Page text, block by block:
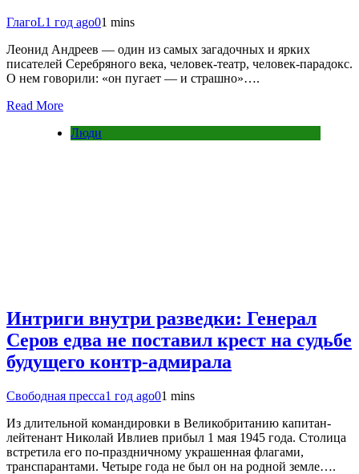
ГлагоL1 год ago01 mins
Леонид Андреев — один из самых загадочных и ярких
писателей Серебряного века, человек-театр, человек-парадокс.
О нем говорили: «он пугает — и страшно»….
Read More
Люди
Интриги внутри разведки: Генерал
Серов едва не поставил крест на судьбе
будущего контр-адмирала
Свободная пресса1 год ago01 mins
Из длительной командировки в Великобританию капитан-
лейтенант Николай Ивлиев прибыл 1 мая 1945 года. Столица
встретила его по-праздничному украшенная флагами,
транспарантами. Четыре года не был он на родной земле….